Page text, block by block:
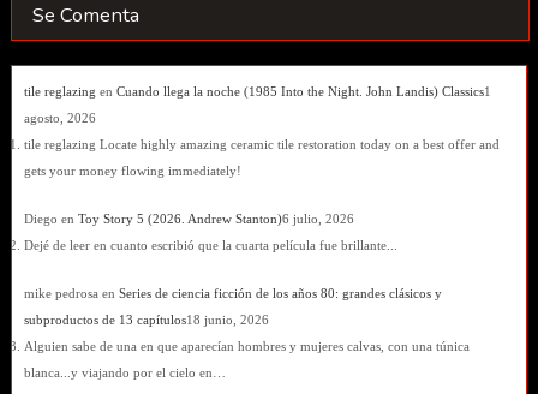
Se Comenta
tile reglazing en Cuando llega la noche (1985 Into the Night. John Landis) Classics1
agosto, 2026
tile reglazing Locate highly amazing ceramic tile restoration today on a best offer and
gets your money flowing immediately!
Diego en Toy Story 5 (2026. Andrew Stanton)6 julio, 2026
Dejé de leer en cuanto escribió que la cuarta película fue brillante...
mike pedrosa en Series de ciencia ficción de los años 80: grandes clásicos y
subproductos de 13 capítulos18 junio, 2026
Alguien sabe de una en que aparecían hombres y mujeres calvas, con una túnica
blanca...y viajando por el cielo en…